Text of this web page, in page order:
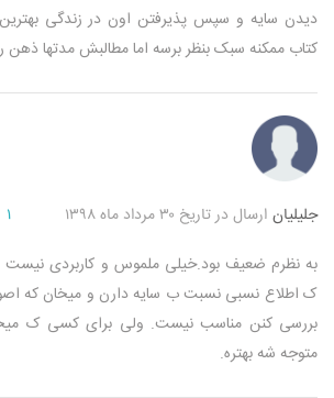
دیدن سایه و سپس پذیرفتن اون در زندگی
کتاب ممکنه سبک بنظر برسه اما مطالبش مدتها ذهن
جلیلیان ارسال در تاریخ ۳۰ مرداد ماه ۱۳۹۸ ۱
به نظرم ضعیف بود.خیلی ملموس و کاربردی
ک اطلاع نسبی نسبت ب سایه دارن و میخان که
بررسی کنن مناسب نیست. ولی برای کسی ک
متوجه شه بهتره.